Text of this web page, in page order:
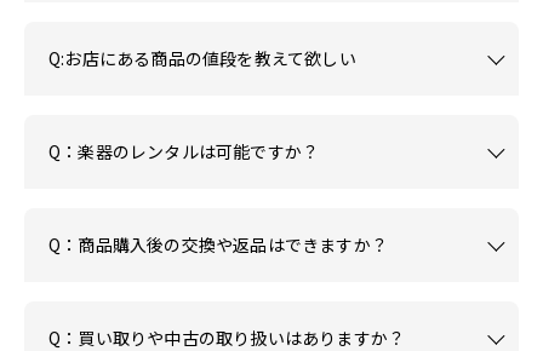
Q:お店にある商品の値段を教えて欲しい
Q：楽器のレンタルは可能ですか？
Q：商品購入後の交換や返品はできますか？
Q：買い取りや中古の取り扱いはありますか？